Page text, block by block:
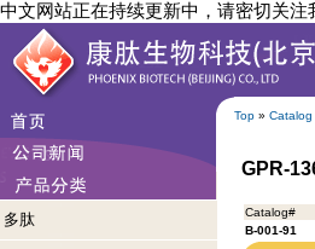
中文网站正在持续更新中，请密切关
Top » Catalog
多肽
GPR-
Catalog#
B-001-91